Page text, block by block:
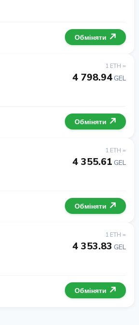
Обміняти
1 ETH =
4 798.94GEL
Обміняти
1 ETH =
4 355.61 GEL
Обміняти
1 ETH =
4 353.83 GEL
Обміняти